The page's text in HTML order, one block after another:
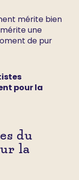
mérite bien
une
de pur
pour la
du
la